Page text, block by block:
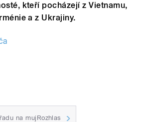
kteří pocházejí z Vietnamu,
a z Ukrajiny.
na mujRozhlas